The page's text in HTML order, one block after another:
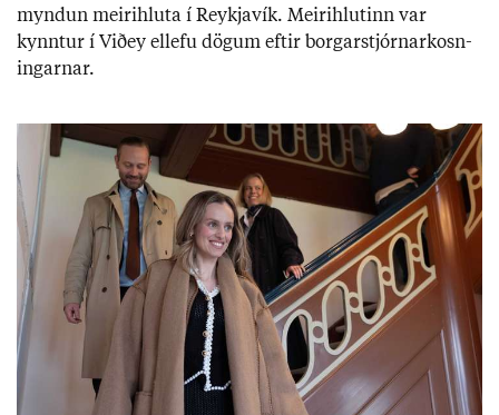
mynd­un meiri­hluta í Reykja­vík. Meiri­hlut­inn var
kynnt­ur í Við­ey ell­efu dög­um eft­ir borg­ar­stjórn­ar­kosn­
ing­arn­ar.